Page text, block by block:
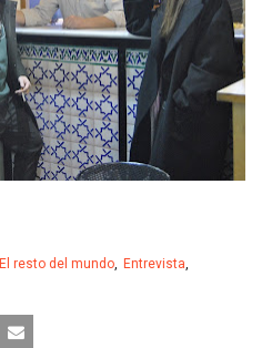
El resto del mundo
Entrevista